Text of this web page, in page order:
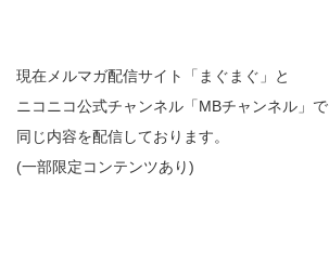
現在メルマガ配信サイト「まぐまぐ」と
ニコニコ公式チャンネル「MBチャンネル」で
同じ内容を配信しております。
(一部限定コンテンツあり)